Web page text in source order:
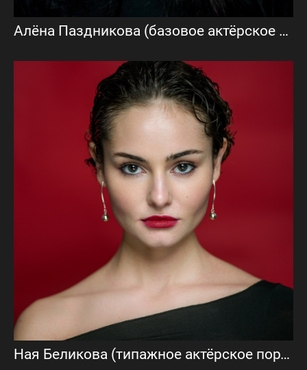
Алёна Паздникова (базовое актёрское портфолио)
Ная Беликова (типажное актёрское портфолио)